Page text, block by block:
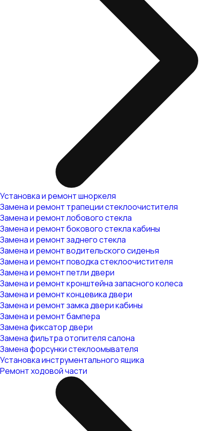
Установка и ремонт шноркеля
Замена и ремонт трапеции стеклоочистителя
Замена и ремонт лобового стекла
Замена и ремонт бокового стекла кабины
Замена и ремонт заднего стекла
Замена и ремонт водительского сиденья
Замена и ремонт поводка стеклоочистителя
Замена и ремонт петли двери
Замена и ремонт кронштейна запасного колеса
Замена и ремонт концевика двери
Замена и ремонт замка двери кабины
Замена и ремонт бампера
Замена фиксатор двери
Замена фильтра отопителя салона
Замена форсунки стеклоомывателя
Установка инструментального ящика
Ремонт ходовой части